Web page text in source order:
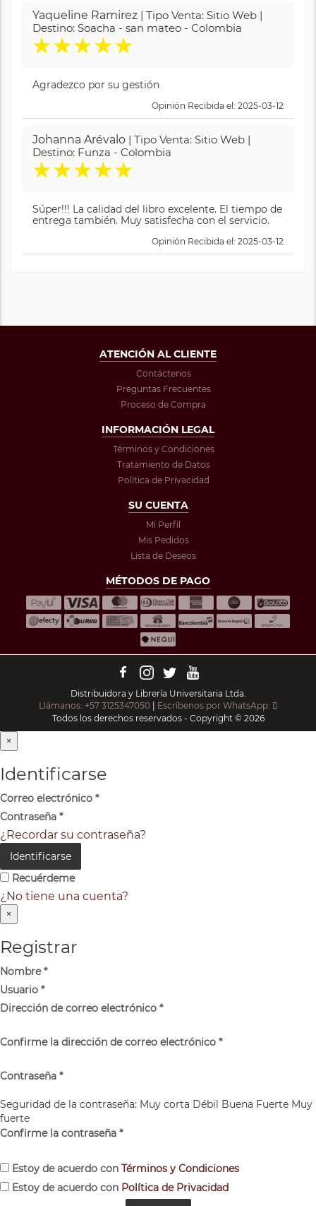
Yaqueline Ramirez | Tipo Venta: Sitio Web |
Destino: Soacha - san mateo - Colombia
★★★★★
Agradezco por su gestión
Opinión Recibida el: 2025-03-12
Johanna Arévalo | Tipo Venta: Sitio Web |
Destino: Funza - Colombia
★★★★★
Súper!!! La calidad del libro excelente. El tiempo de
entrega también. Muy satisfecha con el servicio.
Opinión Recibida el: 2025-03-12
ATENCIÓN AL CLIENTE
Contáctenos
Preguntas Frecuentes
Proceso de Compra
INFORMACIÓN LEGAL
Términos y Condiciones
Tratamiento de Datos
Política de Privacidad
SU CUENTA
Mi Perfil
Mis Pedidos
Lista de Deseos
MÉTODOS DE PAGO
Distribuidora y Librería Universitaria Ltda.
Llámanos: +57 3125347050
Escríbenos por WhatsApp:
Todos los derechos reservados - Copyright © 2026
×
Identificarse
Correo electrónico *
Contraseña *
¿Recordar su contraseña?
Identificarse
Recuérdeme
¿No tiene una cuenta?
×
Registrar
Nombre*
Usuario *
Dirección de correo electrónico *
Confirme la dirección de correo electrónico *
Contraseña *
Seguridad de la contraseña: Muy corta Débil Buena Fuerte Muy
fuerte
Confirme la contraseña *
Estoy de acuerdo con Términos y Condiciones
Estoy de acuerdo con Política de Privacidad